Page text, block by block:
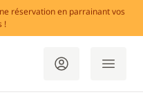
réservation en parrainant vos
!